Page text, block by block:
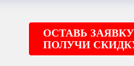
ОСТАВЬ ЗАЯВКУ
ПОЛУЧИ